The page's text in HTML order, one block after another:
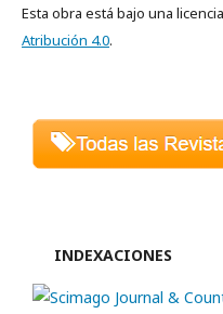
Esta obra está bajo una
Atribución 4.0.
INDEXACIONES